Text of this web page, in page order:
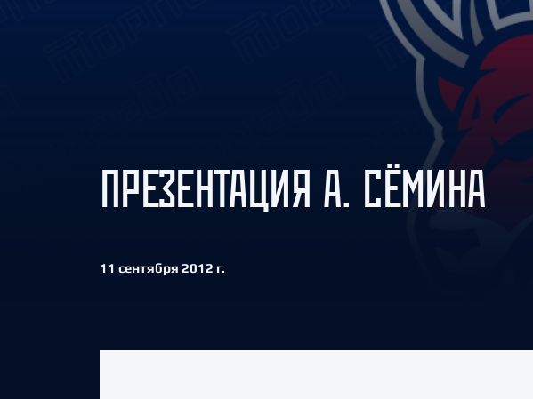
Амур
Барыс
Салават Юлаев
Сибирь
ПРЕЗЕНТАЦИЯ А. СЁМИНА
11 сентября 2012 г.